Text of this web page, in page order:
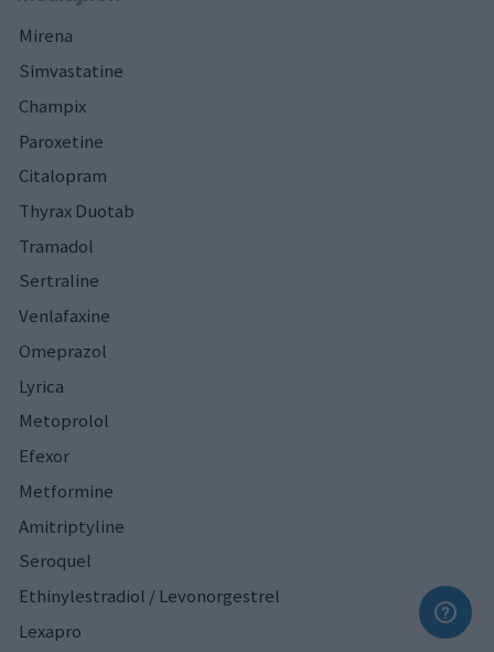
Mirena
Simvastatine
Champix
Paroxetine
Citalopram
Thyrax Duotab
Tramadol
Sertraline
Venlafaxine
Omeprazol
Lyrica
Metoprolol
Efexor
Metformine
Amitriptyline
Seroquel
Ethinylestradiol / Levonorgestrel
Lexapro